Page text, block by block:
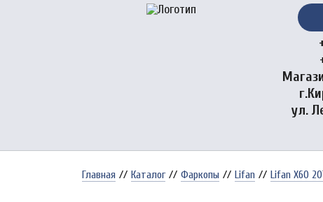
ул.
Главная // Каталог // Фаркопы // Lifan // Lifan X60